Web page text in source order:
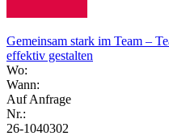
Gemeinsam stark im Team –
effektiv gestalten
Wo:
Wann:
Auf Anfrage
Nr.:
26-1040302